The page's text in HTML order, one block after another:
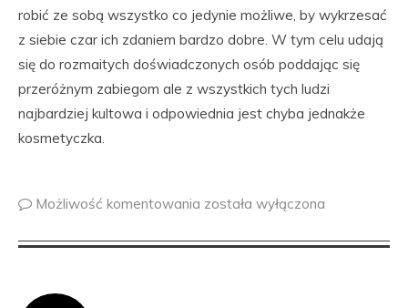
robić ze sobą wszystko co jedynie możliwe, by wykrzesać
z siebie czar ich zdaniem bardzo dobre. W tym celu udają
się do rozmaitych doświadczonych osób poddając się
przeróżnym zabiegom ale z wszystkich tych ludzi
najbardziej kultowa i odpowiednia jest chyba jednakże
kosmetyczka.
Możliwość komentowania została wyłączona